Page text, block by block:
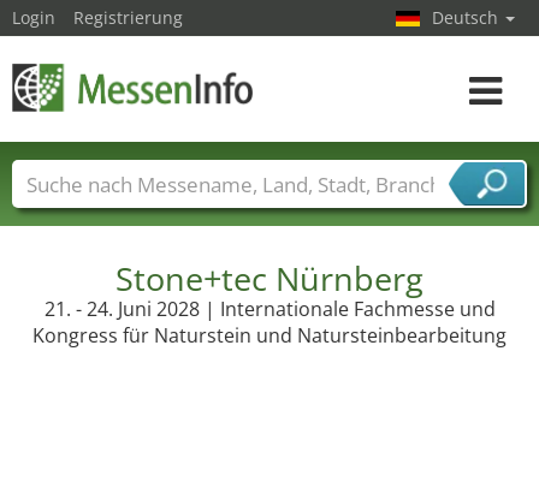
Stone+tec Nürnberg
21. - 24. Juni 2028 | Internationale Fachmesse und
Kongress für Naturstein und Natursteinbearbeitung
Login Registrierung Deutsch
Toggle
Messenamen Länder Städte
Branchen